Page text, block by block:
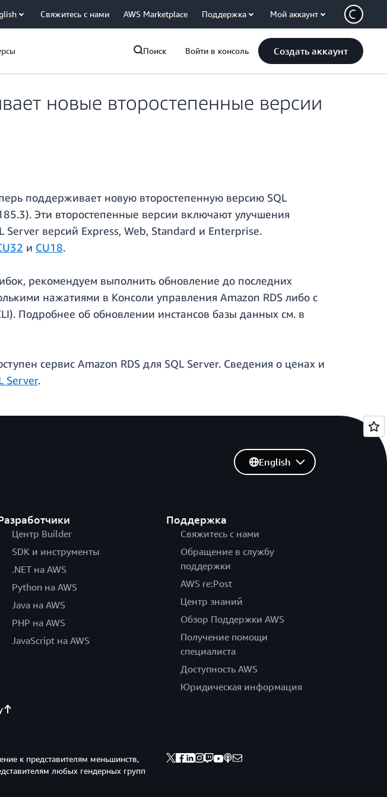
Свяжитесь с нами AWS Marketplace Поддержка Мой аккаунт
Поиск Войти в консоль Создать аккаунт
новые второстепенные версии
поддерживает новую второстепенную версию SQL
Эти второстепенные версии включают улучшения
версий Express, Web, Standard и Enterprise.
и CU18.
рекомендуем выполнить обновление до последних
нажатиями в Консоли управления Amazon RDS либо с
Подробнее об обновлении инстансов базы данных см. в
сервис Amazon RDS для SQL Server. Сведения о ценах и
Server.
Центр Builder
SDK и инструменты
.NET на AWS
Python на AWS
Java на AWS
PHP на AWS
JavaScript на AWS
Поддержка
Свяжитесь с нами
Обращение в службу
поддержки
AWS re:Post
Центр знаний
Обзор Поддержки AWS
Получение помощи
специалиста
Доступность AWS
Юридическая информация
English
к представителям меньшинств,
любых гендерных групп